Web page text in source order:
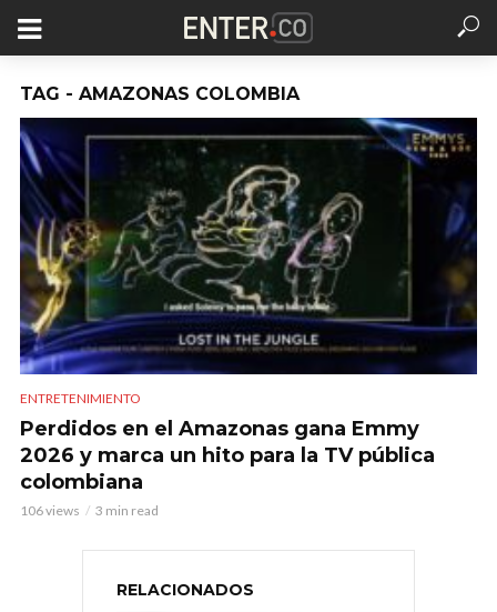
TAG - AMAZONAS COLOMBIA
ENTRETENIMIENTO
Perdidos en el Amazonas gana Emmy
2026 y marca un hito para la TV pública
colombiana
106 views 3 min read
RELACIONADOS